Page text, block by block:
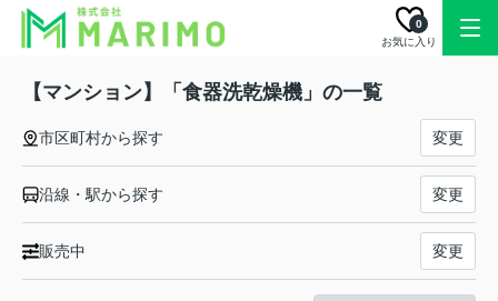
お気に入り
0
【マンション】「食器洗乾燥機」の一覧
市区町村から探す 変更
沿線・駅から探す 変更
販売中 変更